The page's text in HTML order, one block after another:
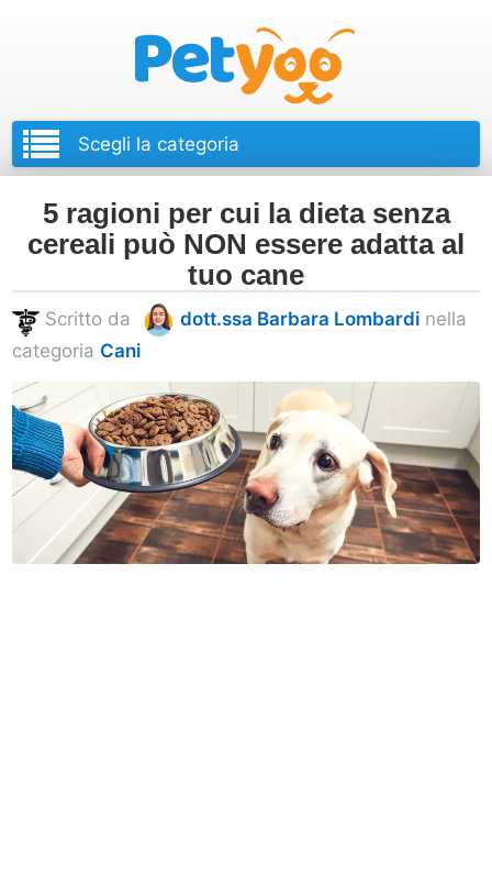
5 ragioni per cui la dieta senza
cereali può NON essere adatta al
tuo cane
Scritto da dott.ssa Barbara Lombardi nella
categoria Cani